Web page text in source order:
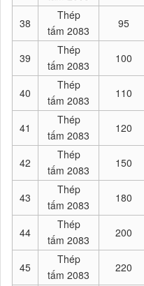
38
Thép
tấm 2083
95
39
Thép
tấm 2083
100
40
Thép
tấm 2083
110
41
Thép
tấm 2083
120
42
Thép
tấm 2083
150
43
Thép
tấm 2083
180
44
Thép
tấm 2083
200
45
Thép
tấm 2083
220